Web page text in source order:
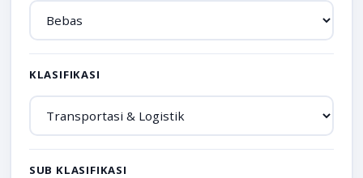
KLASIFIKASI
SUB KLASIFIKASI